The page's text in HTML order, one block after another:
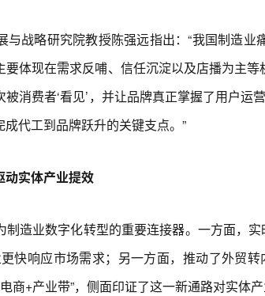
略研究院教授陈强远指出：“我国制造业
体现在需求反哺、信任沉淀以及店播为主
消费者‘看见’，并让品牌真正掌握了用户
代工到品牌跃升的关键支点。”
实体产业提效
业数字化转型的重要连接器。一方面，实
快响应市场需求；另一方面，推动了外贸
商+产业带”，侧面印证了这一新通路对实体产